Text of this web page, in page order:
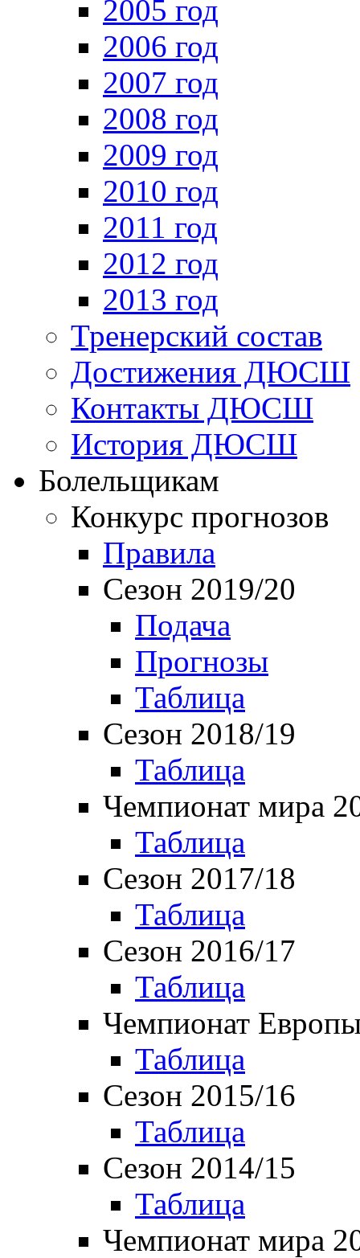
2005 год
2006 год
2007 год
2008 год
2009 год
2010 год
2011 год
2012 год
2013 год
Тренерский состав
Достижения ДЮСШ
Контакты ДЮСШ
История ДЮСШ
Болельщикам
Конкурс прогнозов
Правила
Сезон 2019/20
Подача
Прогнозы
Таблица
Сезон 2018/19
Таблица
Чемпионат мира
Таблица
Сезон 2017/18
Таблица
Сезон 2016/17
Таблица
Чемпионат
Таблица
Сезон 2015/16
Таблица
Сезон 2014/15
Таблица
Чемпионат мира